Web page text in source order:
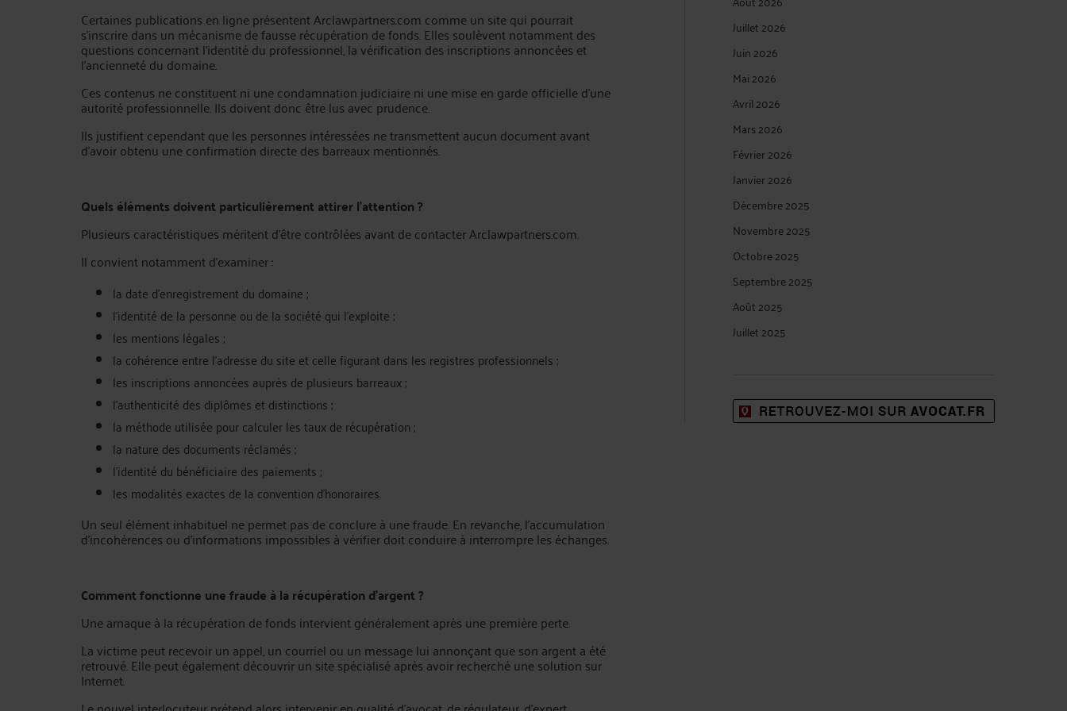
Certaines publications en ligne présentent Arclawpartners.com comme un site qui pourrait
s’inscrire dans un mécanisme de fausse récupération de fonds. Elles soulèvent notamment des
questions concernant l’identité du professionnel, la vérification des inscriptions annoncées et
l’ancienneté du domaine.
Ces contenus ne constituent ni une condamnation judiciaire ni une mise en garde officielle d’une
autorité professionnelle. Ils doivent donc être lus avec prudence.
Ils justifient cependant que les personnes intéressées ne transmettent aucun document avant
d’avoir obtenu une confirmation directe des barreaux mentionnés.
Quels éléments doivent particulièrement attirer l’attention ?
Plusieurs caractéristiques méritent d’être contrôlées avant de contacter Arclawpartners.com.
Il convient notamment d’examiner :
la date d’enregistrement du domaine ;
l’identité de la personne ou de la société qui l’exploite ;
les mentions légales ;
la cohérence entre l’adresse du site et celle figurant dans les registres professionnels ;
les inscriptions annoncées auprès de plusieurs barreaux ;
l’authenticité des diplômes et distinctions ;
la méthode utilisée pour calculer les taux de récupération ;
la nature des documents réclamés ;
l’identité du bénéficiaire des paiements ;
les modalités exactes de la convention d’honoraires.
Un seul élément inhabituel ne permet pas de conclure à une fraude. En revanche, l’accumulation
d’incohérences ou d’informations impossibles à vérifier doit conduire à interrompre les échanges.
Comment fonctionne une fraude à la récupération d’argent ?
Une arnaque à la récupération de fonds intervient généralement après une première perte.
La victime peut recevoir un appel, un courriel ou un message lui annonçant que son argent a été
retrouvé. Elle peut également découvrir un site spécialisé après avoir recherché une solution sur
Internet.
Juillet 2026
Juin 2026
Mai 2026
Avril 2026
Mars 2026
Février 2026
Janvier 2026
Décembre 2025
Novembre 2025
Octobre 2025
Septembre 2025
Août 2025
Juillet 2025